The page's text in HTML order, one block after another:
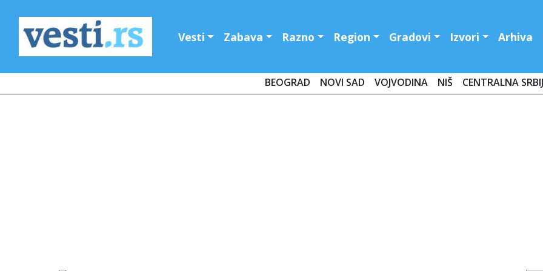
Vesti Zabava Razno Region Gradovi Izvori Arhiva
BEOGRAD NOVI SAD VOJVODINA NIŠ CENTRALNA